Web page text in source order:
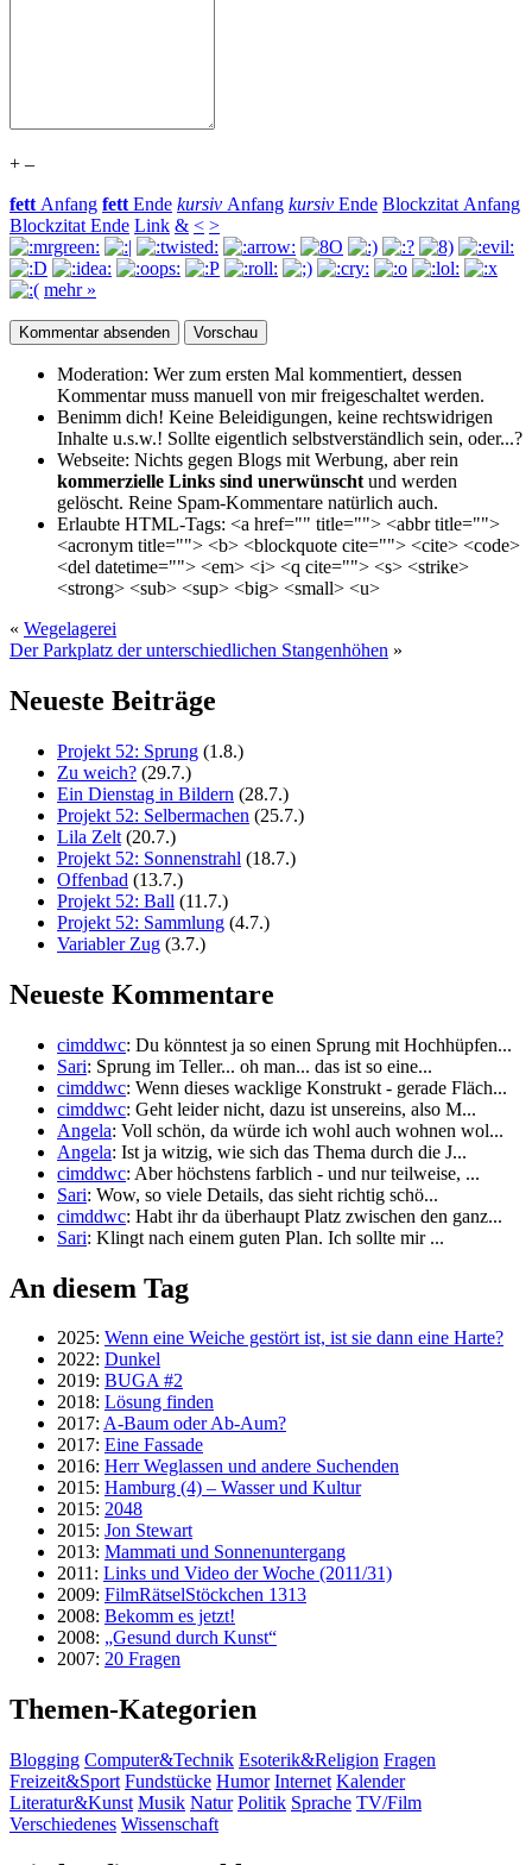
+ –
fett Anfang fett Ende kursiv Anfang kursiv Ende Blockzitat Anfang
Blockzitat Ende Link & < >
mehr »
Moderation: Wer zum ersten Mal kommentiert, dessen
Kommentar muss manuell von mir freigeschaltet werden.
Benimm dich! Keine Beleidigungen, keine rechtswidrigen
Inhalte u.s.w.! Sollte eigentlich selbst­verständlich sein, oder...?
Webseite: Nichts gegen Blogs mit Werbung, aber rein
kommerzielle Links sind unerwünscht und werden
gelöscht. Reine Spam-Kommentare natürlich auch.
Erlaubte HTML-Tags: <a href="" title=""> <abbr title="">
<acronym title=""> <b> <blockquote cite=""> <cite> <code>
<del datetime=""> <em> <i> <q cite=""> <s> <strike>
<strong> <sub> <sup> <big> <small> <u>
« Wegelagerei
Der Parkplatz der unterschiedlichen Stangenhöhen »
Neueste Beiträge
Projekt 52: Sprung (1.8.)
Zu weich? (29.7.)
Ein Dienstag in Bildern (28.7.)
Projekt 52: Selbermachen (25.7.)
Lila Zelt (20.7.)
Projekt 52: Sonnenstrahl (18.7.)
Offenbad (13.7.)
Projekt 52: Ball (11.7.)
Projekt 52: Sammlung (4.7.)
Variabler Zug (3.7.)
Neueste Kommentare
cimddwc: Du könntest ja so einen Sprung mit Hochhüpfen...
Sari: Sprung im Teller... oh man... das ist so eine...
cimddwc: Wenn dieses wacklige Konstrukt - gerade Fläch...
cimddwc: Geht leider nicht, dazu ist unsereins, also M...
Angela: Voll schön, da würde ich wohl auch wohnen wol...
Angela: Ist ja witzig, wie sich das Thema durch die J...
cimddwc: Aber höchstens farblich - und nur teilweise, ...
Sari: Wow, so viele Details, das sieht richtig schö...
cimddwc: Habt ihr da überhaupt Platz zwischen den ganz...
Sari: Klingt nach einem guten Plan. Ich sollte mir ...
An diesem Tag
2025: Wenn eine Weiche gestört ist, ist sie dann eine Harte?
2022: Dunkel
2019: BUGA #2
2018: Lösung finden
2017: A-Baum oder Ab-Aum?
2017: Eine Fassade
2016: Herr Weglassen und andere Suchenden
2015: Hamburg (4) – Wasser und Kultur
2015: 2048
2015: Jon Stewart
2013: Mammati und Sonnenuntergang
2011: Links und Video der Woche (2011/31)
2009: FilmRätselStöckchen 1313
2008: Bekomm es jetzt!
2008: „Gesund durch Kunst“
2007: 20 Fragen
Themen-Kategorien
Blogging Computer&Technik Esoterik&Religion Fragen
Freizeit&Sport Fundstücke Humor Internet Kalender
Literatur&Kunst Musik Natur Politik Sprache TV/Film
Verschiedenes Wissenschaft